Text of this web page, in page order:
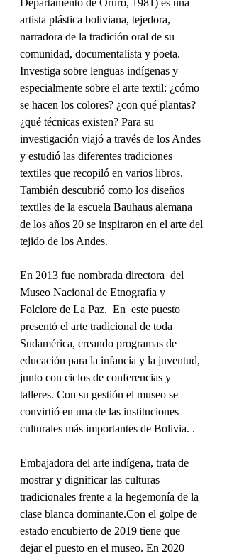
Departamento de Oruro, 1981) es una
artista plástica boliviana, tejedora,
narradora de la tradición oral de su
comunidad, documentalista y poeta.
Investiga sobre lenguas indígenas y
especialmente sobre el arte textil: ¿cómo
se hacen los colores? ¿con qué plantas?
¿qué técnicas existen? Para su
investigación viajó a través de los Andes
y estudió las diferentes tradiciones
textiles que recopiló en varios libros.
También descubrió como los diseños
textiles de la escuela Bauhaus alemana
de los años 20 se inspiraron en el arte del
tejido de los Andes.
En 2013 fue nombrada directora  del
Museo Nacional de Etnografía y
Folclore de La Paz.  En  este puesto
presentó el arte tradicional de toda
Sudamérica, creando programas de
educación para la infancia y la juventud,
junto con ciclos de conferencias y
talleres. Con su gestión el museo se
convirtió en una de las instituciones
culturales más importantes de Bolivia. .
Embajadora del arte indígena, trata de
mostrar y dignificar las culturas
tradicionales frente a la hegemonía de la
clase blanca dominante.Con el golpe de
estado encubierto de 2019 tiene que
dejar el puesto en el museo. En 2020